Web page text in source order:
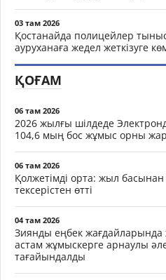
03 там 2026
Қостанайда полицейлер
ауруханаға жедел жеткізуге
ҚОҒАМ
06 там 2026
2026 жылғы шілдеде
104,6 мың бос жұмыс орны
06 там 2026
Қолжетімді орта: жыл
тексерістен өтті
04 там 2026
Зиянды еңбек жағдайларында
астам жұмыскерге арнаулы
тағайындалды